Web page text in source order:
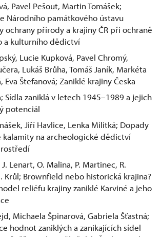
Pavel Pešout, Martin Tomášek;
Národního památkového ústavu
ochrany přírody a krajiny ČR při ochraně
a kulturního dědictví
Lucie Kupková, Pavel Chromý,
Lukáš Brůha, Tomáš Janík, Markéta
Eva Štefanová; Zaniklé krajiny Česka
Sídla zaniklá v letech 1945–1989 a jejich
potenciál
Jiří Havlice, Lenka Militká; Dopady
kalamity na archeologické dědictví
Lenart, O. Malina, P. Martinec, R.
Krůl; Brownfield nebo historická krajina?
reliéfu krajiny zaniklé Karviné a jeho
Michaela Špinarová, Gabriela Šťastná;
hodnot zaniklých a zanikajících sídel